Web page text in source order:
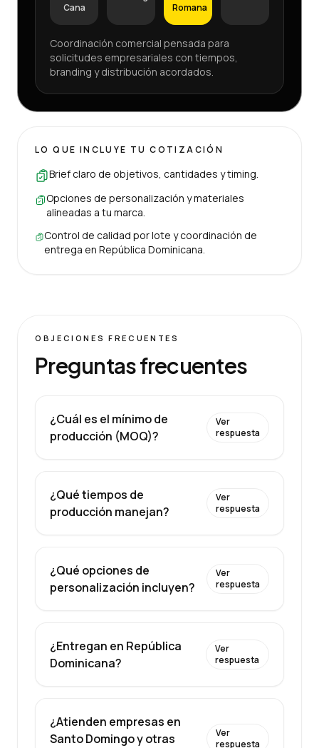
Cana
Romana
Coordinación comercial pensada para
solicitudes empresariales con tiempos,
branding y distribución acordados.
LO QUE INCLUYE TU COTIZACIÓN
Brief claro de objetivos, cantidades y timing.
Opciones de personalización y materiales
alineadas a tu marca.
Control de calidad por lote y coordinación de
entrega en República Dominicana.
OBJECIONES FRECUENTES
Preguntas frecuentes
¿Cuál es el mínimo de
producción (MOQ)?
Ver
respuesta
¿Qué tiempos de
producción manejan?
Ver
respuesta
¿Qué opciones de
personalización incluyen?
Ver
respuesta
¿Entregan en República
Dominicana?
Ver
respuesta
¿Atienden empresas en
Santo Domingo y otras
Ver
respuesta